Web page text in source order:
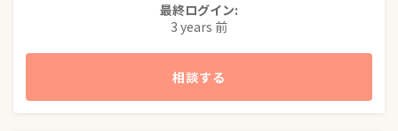
最終ログイン:
3 years 前
相談する